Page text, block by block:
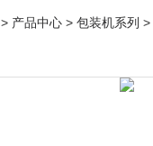
> 产品中心 > 包装机系列 >